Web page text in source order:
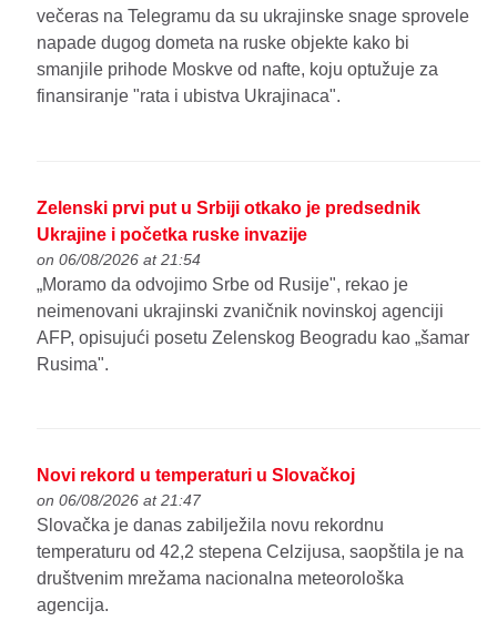
večeras na Telegramu da su ukrajinske snage sprovele
napade dugog dometa na ruske objekte kako bi
smanjile prihode Moskve od nafte, koju optužuje za
finansiranje "rata i ubistva Ukrajinaca".
Zelenski prvi put u Srbiji otkako je predsednik
Ukrajine i početka ruske invazije
on 06/08/2026 at 21:54
„Moramo da odvojimo Srbe od Rusije", rekao je
neimenovani ukrajinski zvaničnik novinskoj agenciji
AFP, opisujući posetu Zelenskog Beogradu kao „šamar
Rusima".
Novi rekord u temperaturi u Slovačkoj
on 06/08/2026 at 21:47
Slovačka je danas zabilježila novu rekordnu
temperaturu od 42,2 stepena Celzijusa, saopštila je na
društvenim mrežama nacionalna meteorološka
agencija.